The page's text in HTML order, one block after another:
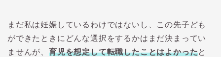
まだ私は妊娠しているわけではないし、この先子ども
ができたときにどんな選択をするかはまだ決まってい
ませんが、 育児を想定して転職したことはよかったと